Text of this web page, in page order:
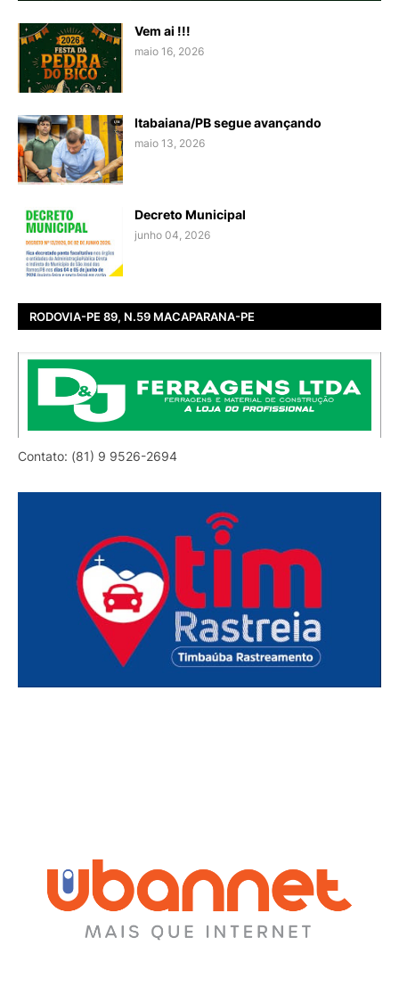
Vem ai !!!
maio 16, 2026
Itabaiana/PB segue avançando
maio 13, 2026
Decreto Municipal
junho 04, 2026
RODOVIA-PE 89, N.59 MACAPARANA-PE
Contato: (81) 9 9526-2694